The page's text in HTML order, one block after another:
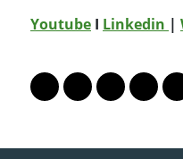
Youtube I Linkedin |
Lien vers le profil
Lien vers le
Lien vers
Lien